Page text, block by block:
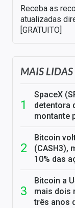
Receba as
atualizadas
[GRATUITO]
MAIS LIDAS
SpaceX
detentora
montante
Bitcoin
(CASH3),
10% das
Bitcoin a
mais dois
três anos